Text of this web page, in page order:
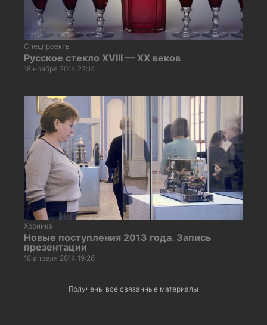
Спецпроекты
Русское стекло XVIII — XX веков
18 ноября 2014 22:14
Хроника
Новые поступления 2013 года. Запись
презентации
16 апреля 2014 19:26
Получены все связанные материалы